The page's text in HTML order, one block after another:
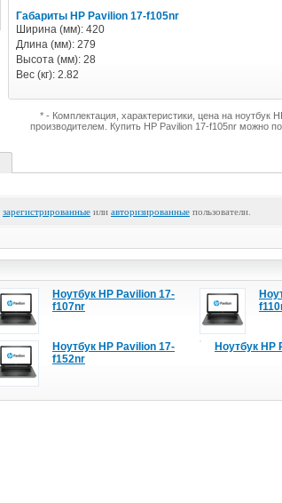
Габариты HP Pavilion 17-f105nr
Ширина (мм): 420
Длина (мм): 279
Высота (мм): 28
Вес (кг): 2.82
* - Комплектация, характеристики, цена на ноутбук
производителем. Купить HP Pavilion 17-f105nr можно
зарегистрированные или авторизированные пользователи.
Ноутбук HP Pavilion 17-
f107nr
Ноутбук HP Pavilion 17-
f152nr
Ноутбук HP